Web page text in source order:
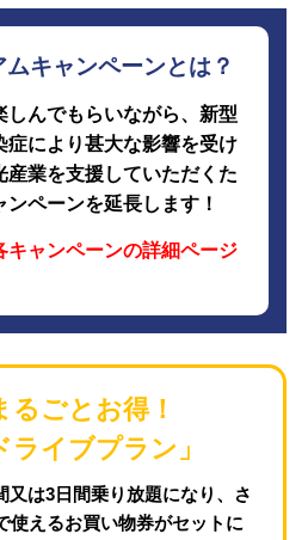
キャンペーンとは？
しんでもらいながら、新型
症により甚大な影響を受け
産業を支援していただくた
ペーンを延長します！
ャンペーンの詳細ページ
るごとお得！
ライブプラン」
又は3日間乗り放題になり、さ
使えるお買い物券がセットに